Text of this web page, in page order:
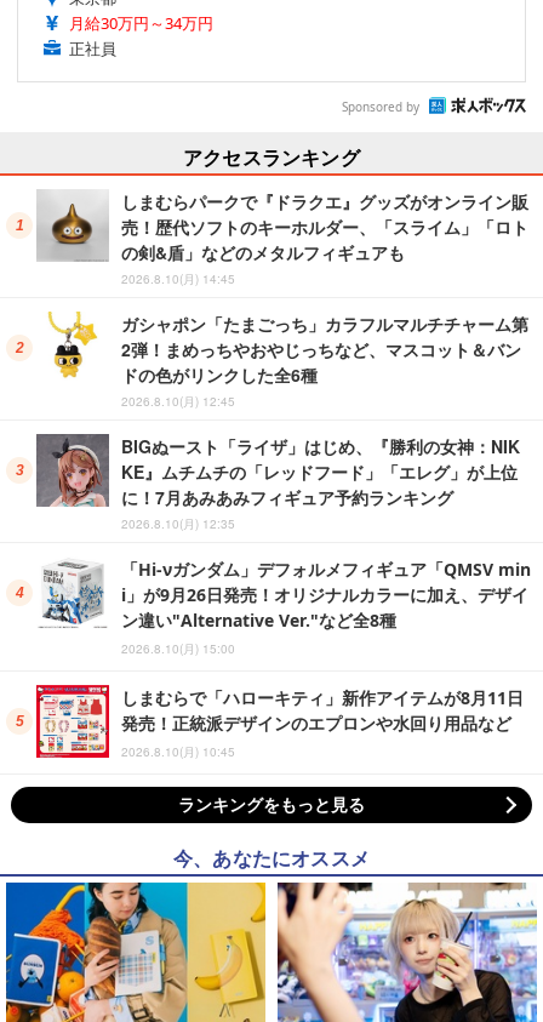
月給30万円～34万円
正社員
Sponsored by
アクセスランキング
しまむらパークで『ドラクエ』グッズがオンライン販
売！歴代ソフトのキーホルダー、「スライム」「ロト
の剣&盾」などのメタルフィギュアも
2026.8.10(月) 14:45
ガシャポン「たまごっち」カラフルマルチチャーム第
2弾！まめっちやおやじっちなど、マスコット＆バン
ドの色がリンクした全6種
2026.8.10(月) 12:45
BIGぬースト「ライザ」はじめ、『勝利の女神：NIK
KE』ムチムチの「レッドフード」「エレグ」が上位
に！7月あみあみフィギュア予約ランキング
2026.8.10(月) 12:35
「Hi-νガンダム」デフォルメフィギュア「QMSV min
i」が9月26日発売！オリジナルカラーに加え、デザイ
ン違い"Alternative Ver."など全8種
2026.8.10(月) 15:00
しまむらで「ハローキティ」新作アイテムが8月11日
発売！正統派デザインのエプロンや水回り用品など
2026.8.10(月) 10:45
ランキングをもっと見る
今、あなたにオススメ